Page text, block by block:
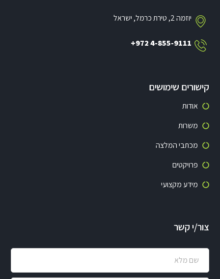
יוזמה 2, טירת כרמל, ישראל
+972 4-855-9111
קישורים שימושים
אודות
משרות
מכתבי המלצה
פרויקטים
מידע מקצועי
צור/י קשר